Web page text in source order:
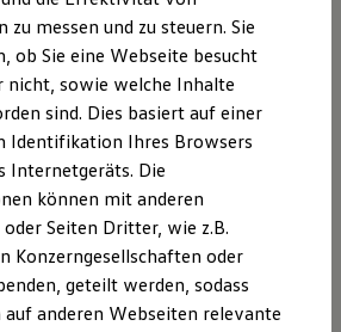
Business
Strom
Ladelösungen
für Privatkunden
für Gewerbekunden
und Ladekabel
Kosten der Elektrofahrzeuge
für Privatkunden
für Gewerbekunden
Entfernung oder Sperrung der
nach den allgemeinen
unberührt. Eine
ist jedoch erst ab dem
einer konkreten
Bei Bekanntwerden von
werden wir
entfernen.
zu messen und zu steuern. Sie
ob Sie eine Webseite besucht
nicht, sowie welche Inhalte
sind. Dies basiert auf einer
Identifikation Ihres Browsers
Internetgeräts. Die
können mit anderen
Seiten Dritter, wie z.B.
Konzerngesellschaften oder
geteilt werden, sodass
auf anderen Webseiten relevante